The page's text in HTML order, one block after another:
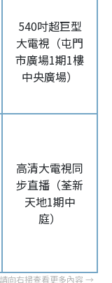
540吋超巨型
大電視（屯門
市廣場1期1樓
中央廣場）
高清大電視同
步直播（荃新
天地1期中
庭）